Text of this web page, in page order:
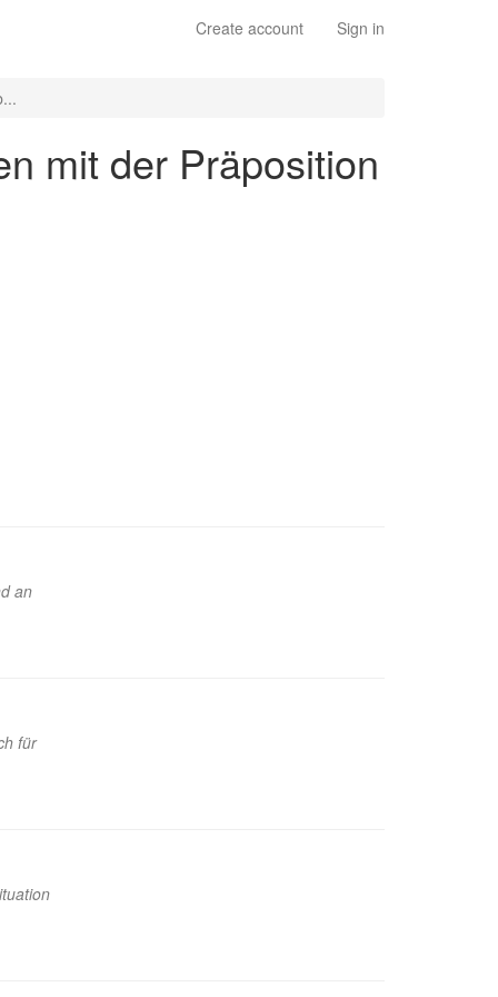
Create account Sign in
mit der Präposition
an
für